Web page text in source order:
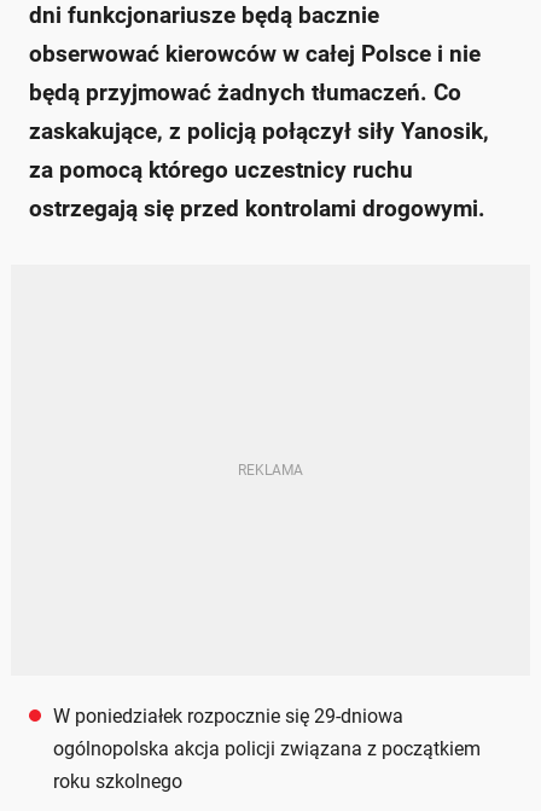
dni funkcjonariusze będą bacznie
obserwować kierowców w całej Polsce i nie
będą przyjmować żadnych tłumaczeń. Co
zaskakujące, z policją połączył siły Yanosik,
za pomocą którego uczestnicy ruchu
ostrzegają się przed kontrolami drogowymi.
W poniedziałek rozpocznie się 29-dniowa
ogólnopolska akcja policji związana z początkiem
roku szkolnego